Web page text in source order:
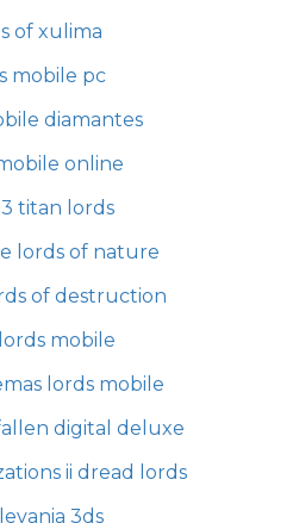
of xulima
mobile pc
diamantes
online
titan lords
lords of nature
of destruction
mobile
lords mobile
digital deluxe
ii dread lords
3ds